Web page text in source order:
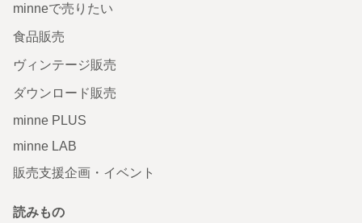
minneで売りたい
食品販売
ヴィンテージ販売
ダウンロード販売
minne PLUS
minne LAB
販売支援企画・イベント
読みもの